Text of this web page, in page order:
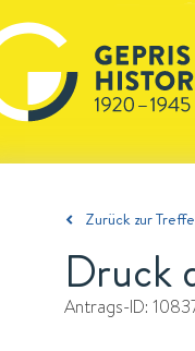
Zurück zur
Druck
Antrags-ID: